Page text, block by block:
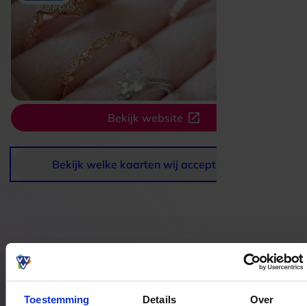
Toestemming Details Over
Bekijk website
Bekijk welke kaarten wij accepteren
Bestedingslocaties